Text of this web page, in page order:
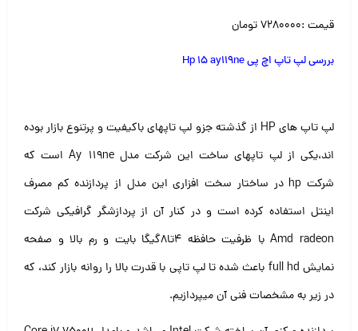
قیمت :۷۲۸۰۰۰۰ تومان
بررسی لپ تاپ اچ پی Hp 15 ay119ne
لپ تاپ های HP از گذشته جزو لپ تاپهای باکیفیت و پرتنوع بازار بوده
اند،یکی از لپ تاپهای ساخت این شرکت مدل Ay 119ne است که
شرکت hp در ساختار سخت افزاری این مدل از پردازنده کم مصرف
اینتل استفاده کرده است و در کنار آن از پردازشگر گرافیکی شرکت
Amd radeon با ظرفیت حافظه ۴تا۸گیگا بایت و رم بالا و صفحه
نمایش full hd باعث شده تا لپ تاپی با قدرت بالا را روانه بازار کند، که
در زیر به مشخصات فنی آن میپردازیم.